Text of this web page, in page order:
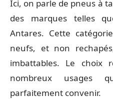
Ici, on parle de pneus à
des marques telles
Antares. Cette
neufs, et non
imbattables. Le choix
nombreux usages
parfaitement convenir.